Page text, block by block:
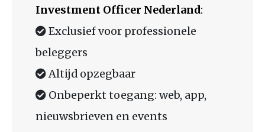
Investment Officer Nederland:
Exclusief voor professionele
beleggers
Altijd opzegbaar
Onbeperkt toegang: web, app,
nieuwsbrieven en events